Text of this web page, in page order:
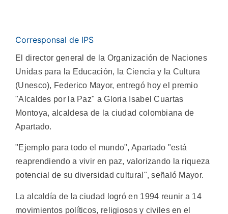
Corresponsal de IPS
El director general de la Organización de Naciones
Unidas para la Educación, la Ciencia y la Cultura
(Unesco), Federico Mayor, entregó hoy el premio
"Alcaldes por la Paz" a Gloria Isabel Cuartas
Montoya, alcaldesa de la ciudad colombiana de
Apartado.
"Ejemplo para todo el mundo", Apartado "está
reaprendiendo a vivir en paz, valorizando la riqueza
potencial de su diversidad cultural", señaló Mayor.
La alcaldía de la ciudad logró en 1994 reunir a 14
movimientos políticos, religiosos y civiles en el